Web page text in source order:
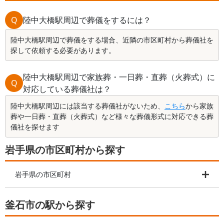
Q 陸中大橋駅周辺で葬儀をするには？
陸中大橋駅周辺で葬儀をする場合、近隣の市区町村から葬儀社を
探して依頼する必要があります。
Q
陸中大橋駅周辺で家族葬・一日葬・直葬（火葬式）に
対応している葬儀社は？
陸中大橋駅周辺には該当する葬儀社がないため、 こちらから家族
葬や一日葬・直葬（火葬式）など様々な葬儀形式に対応できる葬
儀社を探せます
岩手県の市区町村から探す
岩手県の市区町村
釜石市の駅から探す